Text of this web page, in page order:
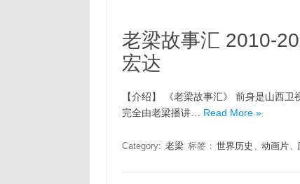
老梁故事汇 2010-
宏达
【介绍】 《老梁故事汇》 前身是山西
完全由老梁播讲… Read More »
Category: 老梁 标签： 世界历史 , 动画片 ,